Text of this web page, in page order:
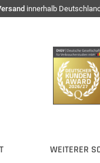
innerhalb
WEITERER